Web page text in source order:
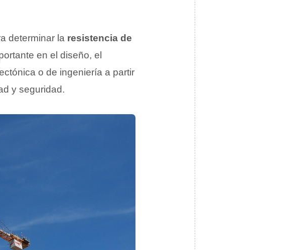
determinar la resistencia de
en el diseño, el
o de ingeniería a partir
y seguridad.